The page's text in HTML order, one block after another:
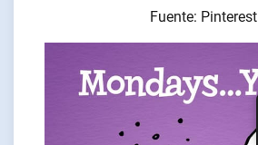
Fuente: Pinterest